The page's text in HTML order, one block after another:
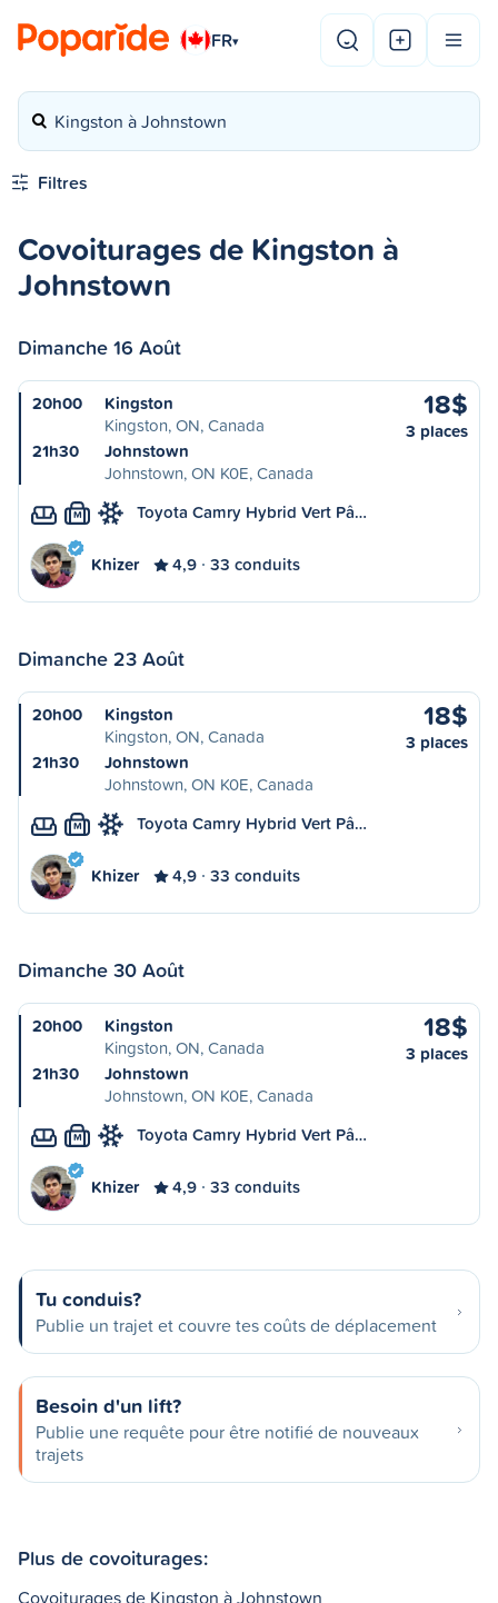
FR▾
Kingston à Johnstown
Filtres
Covoiturages de Kingston à
Johnstown
Dimanche 16 Août
20h00
Kingston
Kingston, ON, Canada
21h30
Johnstown
Johnstown, ON K0E, Canada
18$
3 places
M Toyota Camry Hybrid Vert Pâ…
Khizer 4,9 33 conduits
Dimanche 23 Août
20h00
Kingston
Kingston, ON, Canada
21h30
Johnstown
Johnstown, ON K0E, Canada
18$
3 places
M Toyota Camry Hybrid Vert Pâ…
Khizer 4,9 33 conduits
Dimanche 30 Août
20h00
Kingston
Kingston, ON, Canada
21h30
Johnstown
Johnstown, ON K0E, Canada
18$
3 places
M Toyota Camry Hybrid Vert Pâ…
Khizer 4,9 33 conduits
Tu conduis?
Publie un trajet et couvre tes coûts de déplacement
Besoin d'un lift?
Publie une requête pour être notifié de nouveaux
trajets
Plus de covoiturages:
Covoiturages de Kingston à Johnstown